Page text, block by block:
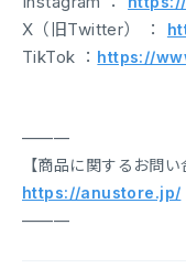
X（旧Twitter） ：
TikTok ： https://
———
【商品に関するお問い
https://anustore.jp/
———